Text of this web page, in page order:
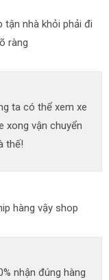
tận nhà khỏi phải đi
ràng
ta có thể xem xe
xong vận chuyển
thế!
hàng vậy shop
nhận đúng hàng